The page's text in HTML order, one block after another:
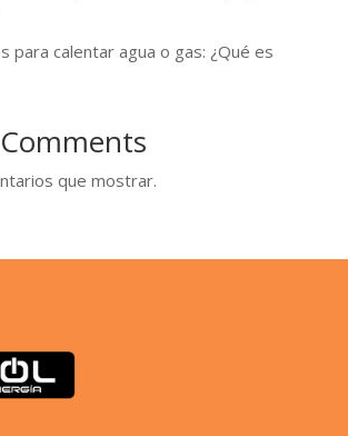
para calentar agua o gas: ¿Qué es
que mostrar.